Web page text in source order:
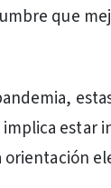
que
estar